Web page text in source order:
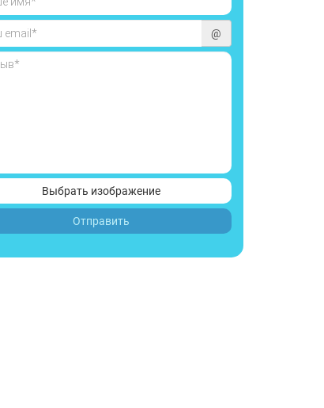
@
Выбрать изображение